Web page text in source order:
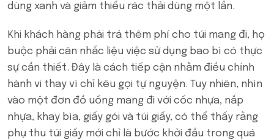
dùng xanh và giảm thiểu rác thải dùng một lần.
Khi khách hàng phải trả thêm phí cho túi mang đi, họ
buộc phải cân nhắc liệu việc sử dụng bao bì có thực
sự cần thiết. Đây là cách tiếp cận nhằm điều chỉnh
hành vi thay vì chỉ kêu gọi tự nguyện. Tuy nhiên, nhìn
vào một đơn đồ uống mang đi với cốc nhựa, nắp
nhựa, khay bìa, giấy gói và túi giấy, có thể thấy rằng
phụ thu túi giấy mới chỉ là bước khởi đầu trong quá